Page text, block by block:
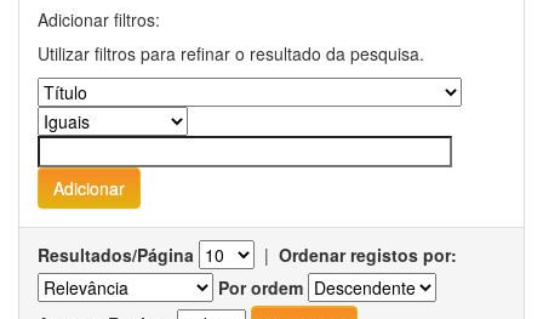
Adicionar filtros:
Utilizar filtros para refinar o resultado da pesquisa.
Resultados/Página | Ordenar registos por:
Por ordem